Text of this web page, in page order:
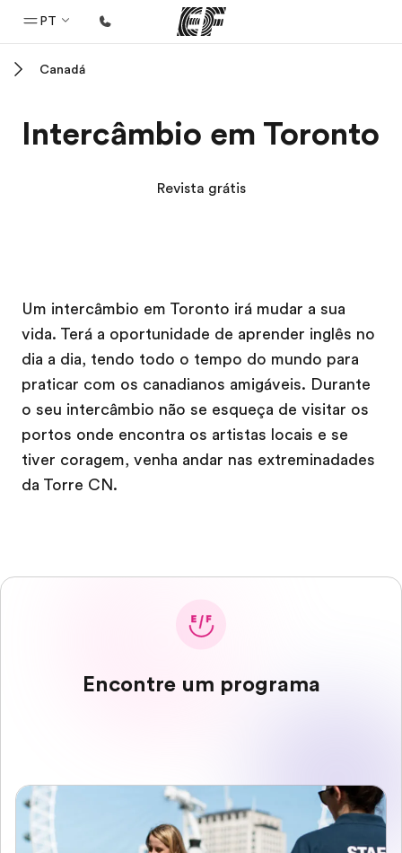
PT
Programas
Quem somos
Carreiras
Junte-se a nós
Canadá
Intercâmbio em Toronto
Revista grátis
Um intercâmbio em Toronto irá mudar a sua
vida. Terá a oportunidade de aprender inglês no
dia a dia, tendo todo o tempo do mundo para
praticar com os canadianos amigáveis. Durante
o seu intercâmbio não se esqueça de visitar os
portos onde encontra os artistas locais e se
tiver coragem, venha andar nas extreminadades
da Torre CN.
Encontre um programa